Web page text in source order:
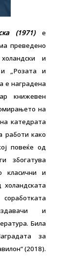
(1971)е
преведено
и
„Розата и
е наградена
книжевен
на
катедрата
работи како
повеќе од
збогатува
класични и
и
Била
за
(2018).